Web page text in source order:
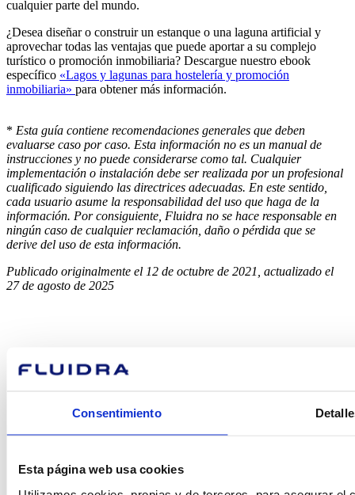
Consentimiento
Esta página web usa cookies
cualquier parte del mundo.
¿Desea diseñar o construir un estanque o una laguna artificial y
aprovechar todas las ventajas que puede aportar a su complejo
turístico o promoción inmobiliaria? Descargue nuestro ebook
específico «Lagos y lagunas para hostelería y promoción
inmobiliaria» para obtener más información.
* Esta guía contiene recomendaciones generales que deben
evaluarse caso por caso. Esta información no es un manual de
instrucciones y no puede considerarse como tal. Cualquier
implementación o instalación debe ser realizada por un profesional
cualificado siguiendo las directrices adecuadas. En este sentido,
cada usuario asume la responsabilidad del uso que haga de la
información. Por consiguiente, Fluidra no se hace responsable en
ningún caso de cualquier reclamación, daño o pérdida que se
derive del uso de esta información.
Publicado originalmente el 12 de octubre de 2021, actualizado el
27 de agosto de 2025
¿En qué
podemos